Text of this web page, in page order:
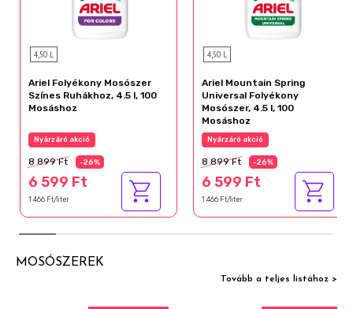
4,50 L
Ariel Folyékony Mosószer
Színes Ruhákhoz, 4.5 l, 100
Mosáshoz
Nyárzáró akció
8 899 Ft -26%
6 599 Ft
1 466 Ft/liter
4,50 L
Ariel Mountain Spring
Universal Folyékony
Mosószer, 4.5 l, 100
Mosáshoz
Nyárzáró akció
8 899 Ft -26%
6 599 Ft
1 466 Ft/liter
MOSÓSZEREK
Tovább a teljes listához >